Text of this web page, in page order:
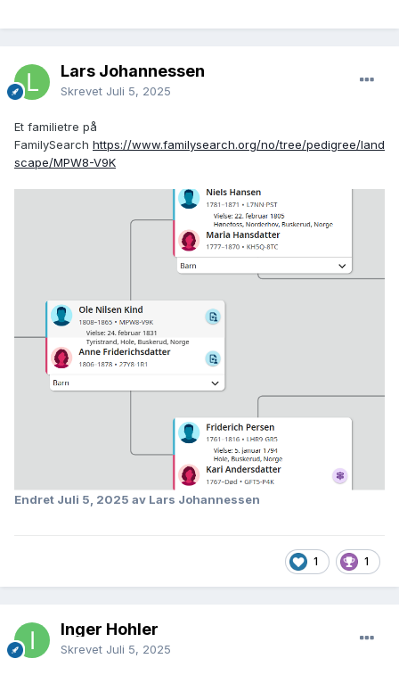
Lars Johannessen
Skrevet Juli 5, 2025
Et familietre på
FamilySearch https://www.familysearch.org/no/tree/pedigree/land
scape/MPW8-V9K
Endret Juli 5, 2025 av Lars Johannessen
1 1
Inger Hohler
Skrevet Juli 5, 2025